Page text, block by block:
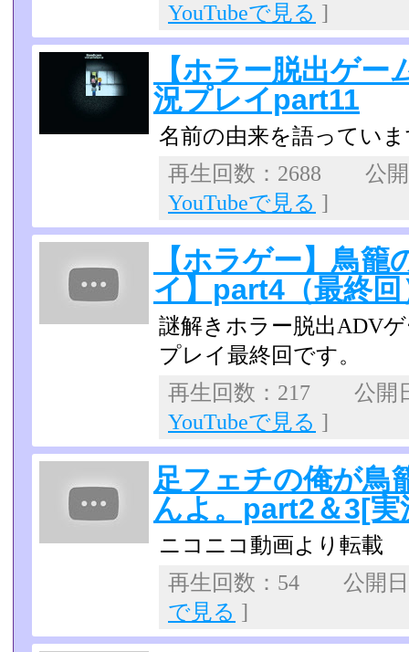
YouTubeで見る ]
【ホラー脱出ゲ
況プレイpart11
名前の由来を語ってい
再生回数：2688 公
YouTubeで見る ]
【ホラゲー】鳥
イ】part4（最終回
謎解きホラー脱出ADV
プレイ最終回です。
再生回数：217 公開
YouTubeで見る ]
足フェチの俺が鳥
んよ。part2＆3[
ニコニコ動画より転載
再生回数：54 公開
で見る ]